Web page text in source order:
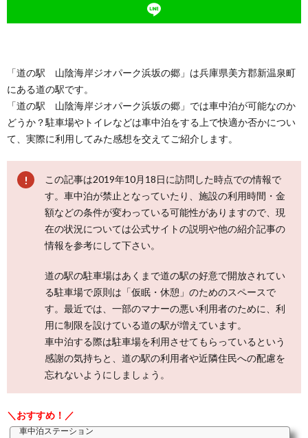
「道の駅 山陰海岸ジオパーク浜坂の郷」は兵庫県美方郡新温泉町
にある道の駅です。
「道の駅 山陰海岸ジオパーク浜坂の郷」では車中泊が可能なのか
どうか？駐車場やトイレなどは車中泊をする上で快適か否かについ
て、実際に利用してみた感想を交えてご紹介します。
この記事は2019年10月18日に訪問した時点での情報で
す。車中泊が禁止となっていたり、施設の利用時間・金
額などの条件が変わっている可能性がありますので、現
在の状況については公式サイトの説明や他の紹介記事の
情報を参考にして下さい。
道の駅の駐車場はあくまで道の駅の好意で開放されてい
る駐車場で原則は「仮眠・休憩」のためのスペースで
す。最近では、一部のマナーの悪い利用者のために、利
用に制限を設けている道の駅が増えています。
車中泊する際は駐車場を利用させてもらっているという
感謝の気持ちと、道の駅の利用者や近隣住民への配慮を
忘れないようにしましょう。
＼おすすめ！／
車中泊ステーション